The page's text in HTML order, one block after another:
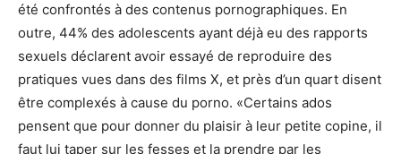
été confrontés à des contenus pornographiques. En
outre, 44% des adolescents ayant déjà eu des rapports
sexuels déclarent avoir essayé de reproduire des
pratiques vues dans des films X, et près d’un quart disent
être complexés à cause du porno. «Certains ados
pensent que pour donner du plaisir à leur petite copine, il
faut lui taper sur les fesses et la prendre par les